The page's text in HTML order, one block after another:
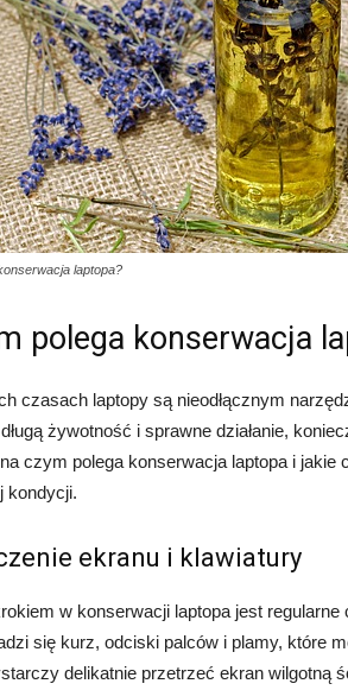
laptopa?
polega konserwacja
czasach laptopy są nieodłącznym
żywotność i sprawne działanie,
czym polega konserwacja laptopa i
kondycji.
ekranu i klawiatury
w konserwacji laptopa jest
się kurz, odciski palców i plamy, które
delikatnie przetrzeć ekran wilgotną